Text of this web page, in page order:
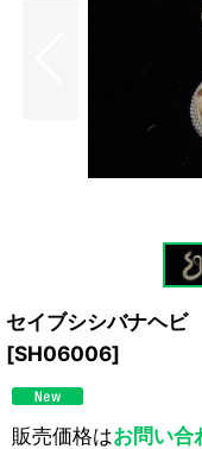
セイブシシバナヘ
[SH06006]
販売価格はお問い合